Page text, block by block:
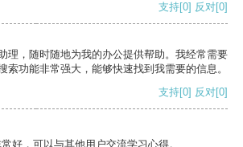
支持[0] 反对[0]
理，随时随地为我的办公提供帮助。我经常需要
索功能非常强大，能够快速找到我需要的信息。
支持[0] 反对[0]
好，可以与其他用户交流学习心得。